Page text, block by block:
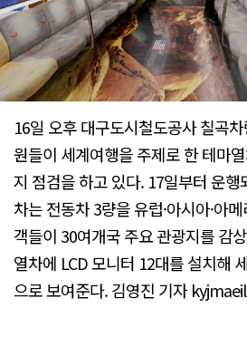
16일 오후 대구도시철도공사 칠곡
원들이 세계여행을 주제로 한 테마
지 점검을 하고 있다. 17일부터 운
차는 전동차 3량을 유럽·아시아·아
객들이 30여개국 주요 관광지를 감
열차에 LCD 모니터 12대를 설치해
으로 보여준다. 김영진 기자